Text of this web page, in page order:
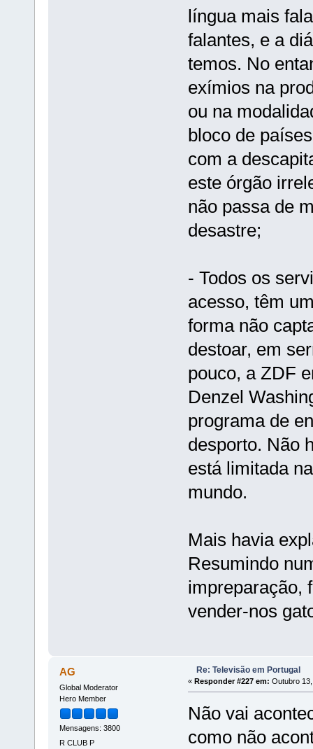
língua mais
falantes, e a
temos. No
exímios na
ou na
bloco de
com a
este órgão
não passa de
desastre;
- Todos os
acesso, têm
forma não
destoar, em
pouco, a ZDF
Denzel
programa de
desporto. Não
está limitada
mundo.
Mais havia
Resumindo
impreparação,
vender-nos
AG
Global Moderator
Hero Member
Mensagens: 3800
R CLUB P
Re: Televisão em Portugal
« Responder #227 em: Outubro
Não vai
como não